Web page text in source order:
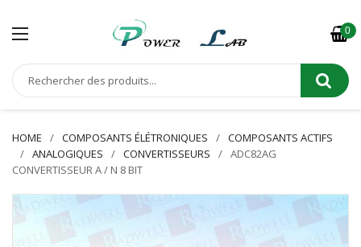
0
HOME COMPOSANTS ÉLÉTRONIQUES
COMPOSANTS ACTIFS
ANALOGIQUES
CONVERTISSEURS
ADC82AG
CONVERTISSEUR A / N 8 BIT